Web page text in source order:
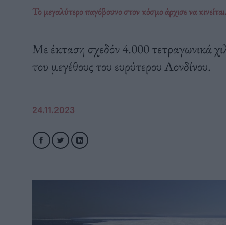
Το μεγαλύτερο παγόβουνο στον κόσμο άρχισε να
Με έκταση σχεδόν 4.000 τετραγωνικά
του μεγέθους του ευρύτερου Λονδίνου.
24.11.2023